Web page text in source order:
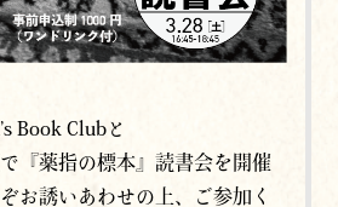
Book Clubと
『薬指の標本』読書会を開催
お誘いあわせの上、ご参加く